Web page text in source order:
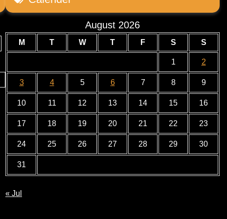
August 2026
M T W T F S S
1 2
3 4 5 6 7 8 9
10 11 12 13 14 15 16
17 18 19 20 21 22 23
24 25 26 27 28 29 30
31
« Jul